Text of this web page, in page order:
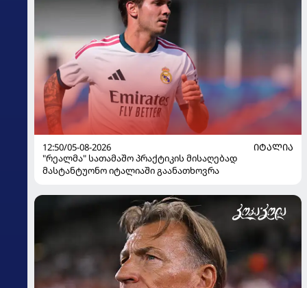
12:50/05-08-2026
ᲘᲢᲐᲚᲘᲐ
"რეალმა" სათამაშო პრაქტიკის მისაღებად
მასტანტუონო იტალიაში გაანათხოვრა